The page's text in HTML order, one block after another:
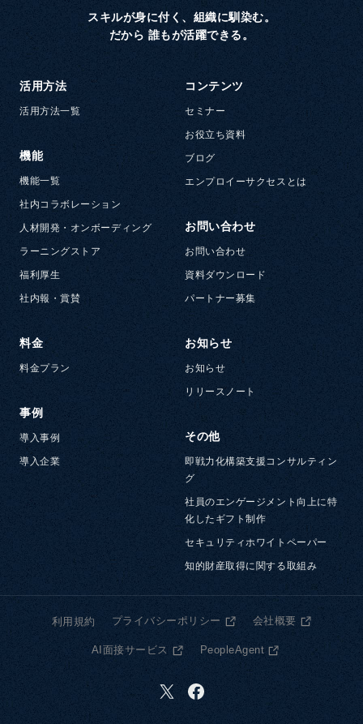
スキルが身に付く、組織に馴染む。
だから 誰もが活躍できる。
活用方法
活用方法一覧
機能
機能一覧
社内コラボレーション
人材開発・オンボーディング
ラーニングストア
福利厚生
社内報・賞賛
料金
料金プラン
事例
導入事例
導入企業
コンテンツ
セミナー
お役立ち資料
ブログ
エンプロイーサクセスとは
お問い合わせ
お問い合わせ
資料ダウンロード
パートナー募集
お知らせ
お知らせ
リリースノート
その他
即戦力化構築支援コンサルティン
グ
社員のエンゲージメント向上に特
化したギフト制作
セキュリティホワイトペーパー
知的財産取得に関する取組み
利用規約 プライバシーポリシー 会社概要
AI面接サービス PeopleAgent